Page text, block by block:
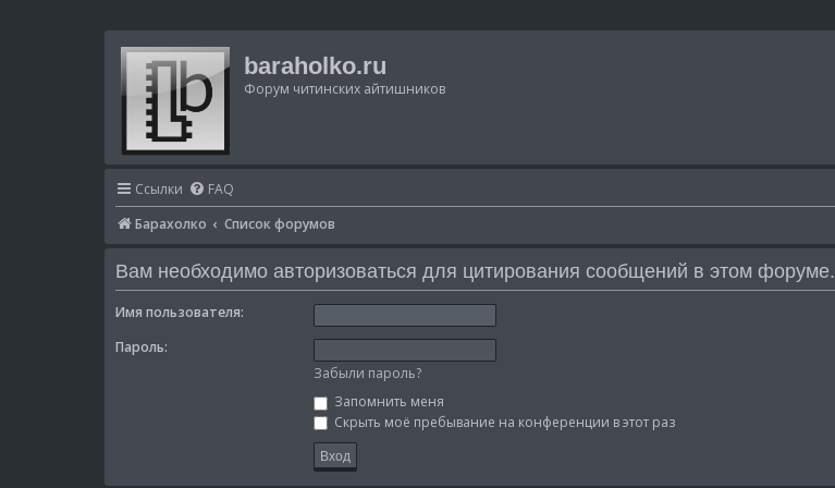
baraholko.ru
Форум читинских айтишников
Ссылки FAQ
Барахолко
Список форумов
Вам необходимо авторизоваться для цитирования сообщений в этом форуме.
Имя пользователя:
Пароль:
Забыли пароль?
Запомнить меня
Скрыть моё пребывание на конференции в этот раз